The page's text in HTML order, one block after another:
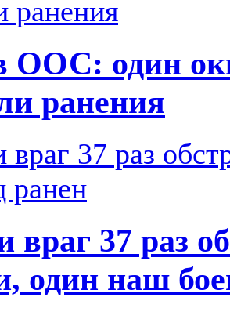
ООС: один
ранения
враг 37 раз
один наш